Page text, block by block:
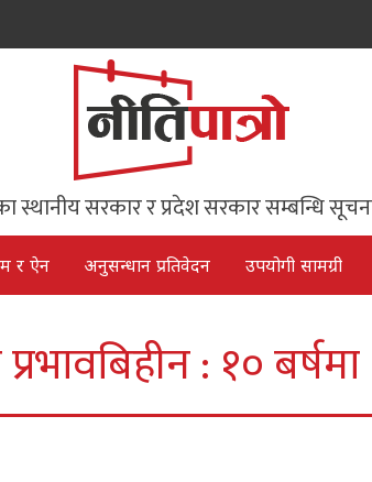
स्थानीय सरकार र प्रदेश सरकार सम्बन्धि
र ऐन अनुसन्धान प्रतिवेदन उपयोगी सामग्री
: १०